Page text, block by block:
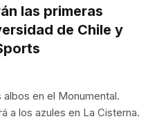
las primeras
de Chile y
en el Monumental.
a los azules en La Cisterna.